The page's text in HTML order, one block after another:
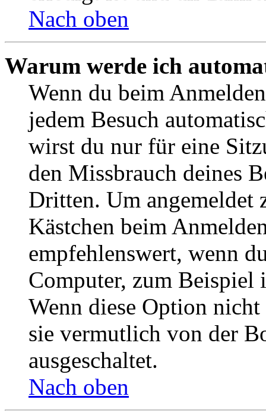
Nach oben
Warum werde ich
Wenn du beim
jedem Besuch
wirst du nur für eine
den Missbrauch deines
Dritten. Um angemeldet
Kästchen beim
empfehlenswert, wenn
Computer, zum Beispiel
Wenn diese Option
sie vermutlich von der
ausgeschaltet.
Nach oben